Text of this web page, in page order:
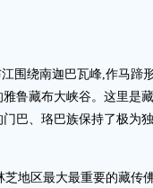
围绕南迦巴瓦峰,作马
雅鲁藏布大峡谷。这里是
巴、珞巴族保持了极为
地区最大最重要的藏传